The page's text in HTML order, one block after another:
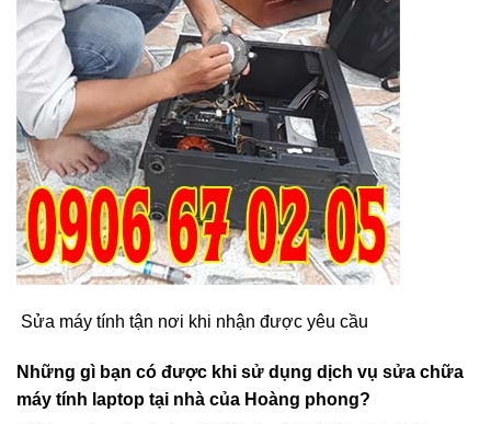
Sửa máy tính tận nơi khi nhận được yêu cầu
Những gì bạn có được khi sử dụng dịch vụ sửa chữa
máy tính laptop tại nhà của Hoàng phong?